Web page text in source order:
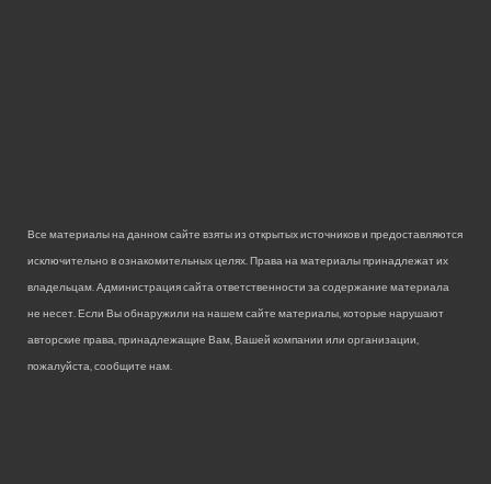
Все материалы на данном сайте взяты из открытых источников и предоставляются
исключительно в ознакомительных целях. Права на материалы принадлежат их
владельцам. Администрация сайта ответственности за содержание материала
не несет. Если Вы обнаружили на нашем сайте материалы, которые нарушают
авторские права, принадлежащие Вам, Вашей компании или организации,
пожалуйста, сообщите нам.